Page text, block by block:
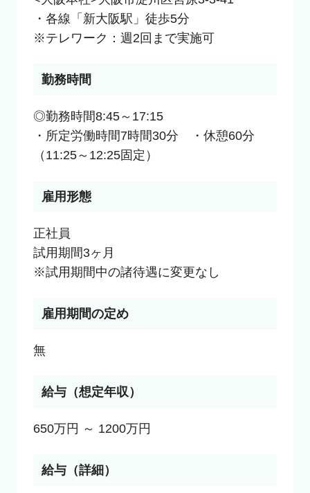
・各線「新大阪駅」徒歩5分
※テレワーク：週2回まで実施可
勤務時間
◎勤務時間8:45～17:15
・所定労働時間7時間30分　・休憩60分
（11:25～12:25固定）
雇用形態
正社員
試用期間3ヶ月
※試用期間中の諸待遇に変更なし
雇用期間の定め
無
給与（想定年収）
650万円 ～ 1200万円
給与（詳細）